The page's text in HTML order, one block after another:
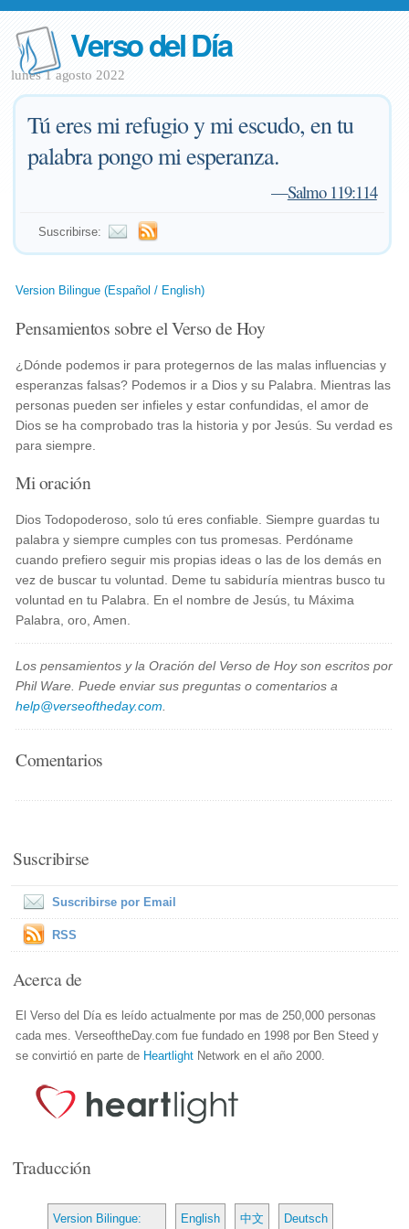
Verso del Día
lunes 1 agosto 2022
Tú eres mi refugio y mi escudo, en tu
palabra pongo mi esperanza.
—Salmo 119:114
Suscribirse:
Version Bilingue (Español / English)
Pensamientos sobre el Verso de Hoy
¿Dónde podemos ir para protegernos de las malas influencias y
esperanzas falsas? Podemos ir a Dios y su Palabra. Mientras las
personas pueden ser infieles y estar confundidas, el amor de
Dios se ha comprobado tras la historia y por Jesús. Su verdad es
para siempre.
Mi oración
Dios Todopoderoso, solo tú eres confiable. Siempre guardas tu
palabra y siempre cumples con tus promesas. Perdóname
cuando prefiero seguir mis propias ideas o las de los demás en
vez de buscar tu voluntad. Deme tu sabiduría mientras busco tu
voluntad en tu Palabra. En el nombre de Jesús, tu Máxima
Palabra, oro, Amen.
Los pensamientos y la Oración del Verso de Hoy son escritos por
Phil Ware. Puede enviar sus preguntas o comentarios a
help@verseoftheday.com
Comentarios
Suscribirse
Suscribirse por Email
RSS
Acerca de
El Verso del Día es leído actualmente por mas de 250,000 personas
cada mes. VerseoftheDay.com fue fundado en 1998 por Ben Steed y
se convirtió en parte de Heartlight Network en el año 2000.
Traducción
Version Bilingue: English 中文 Deutsch